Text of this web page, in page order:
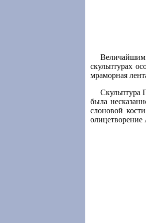
скульптурах
мраморная
Скульптура
была
слоновой